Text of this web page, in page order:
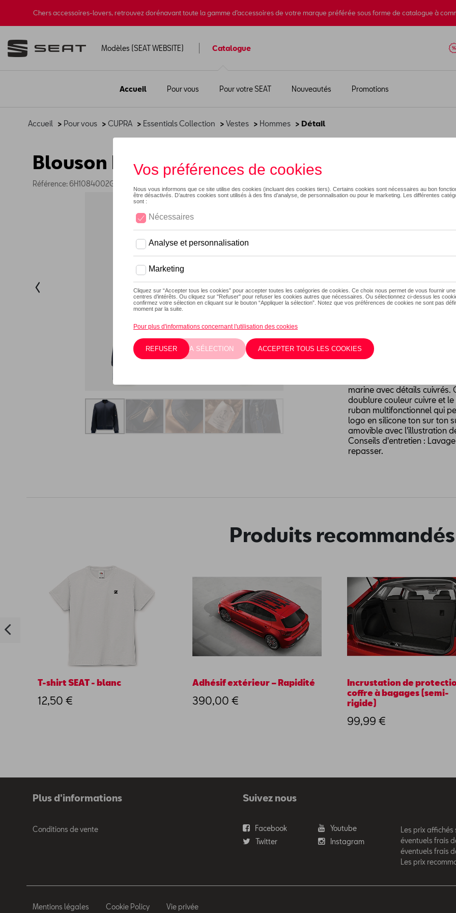
Chers accessoires-lovers, retrouvez dorénavant toute la gamme d’accessoires de votre marque préférée sous forme de catalogue à
Modèles (SEAT WEBSITE) Catalogue
Accueil Pour vous Pour votre SEAT Nouveautés Promotions
Accueil > Pour vous > CUPRA > Essentials Collection > Vestes > Hommes > Détail
Blouson bomber CUPRA - M
Référence: 6H1084002G AAC
Taille
Vérifiez la
Blouson bomber iconique
marine avec détails cuivrés.
doublure couleur cuivre et
ruban multifonctionnel qui
logo en silicone ton sur ton
amovible avec l'illustration
Conseils d'entretien :
repasser.
Produits recommandés
T-shirt SEAT - blanc
12,50 €
Adhésif extérieur – Rapidité
390,00 €
Incrustation de
coffre à bagages (semi-
rigide)
99,99 €
Plus d'informations
Conditions de vente
Suivez nous
Facebook
Youtube
Twitter
Instagram
Les prix
éventuels frais
éventuels frais
Les prix
Mentions légales Cookie Policy Vie privée